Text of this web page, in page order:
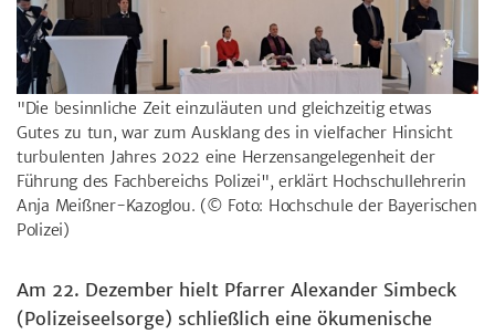
"Die besinnliche Zeit einzuläuten und gleichzeitig etwas
Gutes zu tun, war zum Ausklang des in vielfacher Hinsicht
turbulenten Jahres 2022 eine Herzensangelegenheit der
Führung des Fachbereichs Polizei", erklärt Hochschullehrerin
Anja Meißner-Kazoglou. (© Foto: Hochschule der Bayerischen
Polizei)
Am 22. Dezember hielt Pfarrer Alexander Simbeck
(Polizeiseelsorge) schließlich eine ökumenische